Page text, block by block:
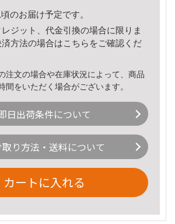
のお届け予定です。
ジット、代金引換の場合に限りま
方法の場合はこちら をご確認くだ
注文の場合や在庫状況によって、商品
間をいただく場合がございます。
日出荷条件について
り方法・送料について
カートに入れる